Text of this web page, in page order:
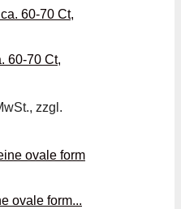
60-70 Ct,
zzgl.
​​ovale form...